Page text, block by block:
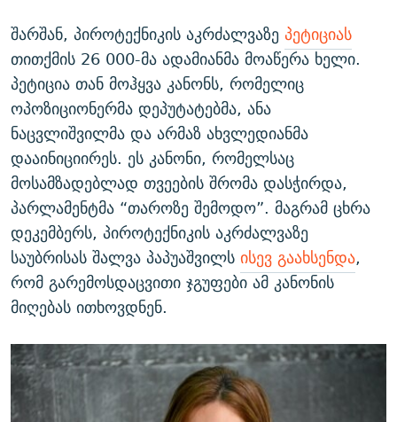
შარშან, პიროტექნიკის აკრძალვაზე პეტიციას
თითქმის 26 000-მა ადამიანმა მოაწერა ხელი.
პეტიცია თან მოჰყვა კანონს, რომელიც
ოპოზიციონერმა დეპუტატებმა, ანა
ნაცვლიშვილმა და არმაზ ახვლედიანმა
დააინიციირეს. ეს კანონი, რომელსაც
მოსამზადებლად თვეების შრომა დასჭირდა,
პარლამენტმა “თაროზე შემოდო”. მაგრამ ცხრა
დეკემბერს, პიროტექნიკის აკრძალვაზე
საუბრისას შალვა პაპუაშვილსისევ გაახსენდა,
რომ გარემოსდაცვითი ჯგუფები ამ კანონის
მიღებას ითხოვდნენ.